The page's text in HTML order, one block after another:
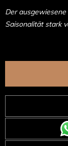
Der
Saisonalität stark